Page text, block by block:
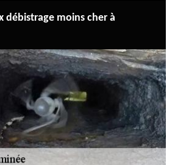
débistrage moins cher à